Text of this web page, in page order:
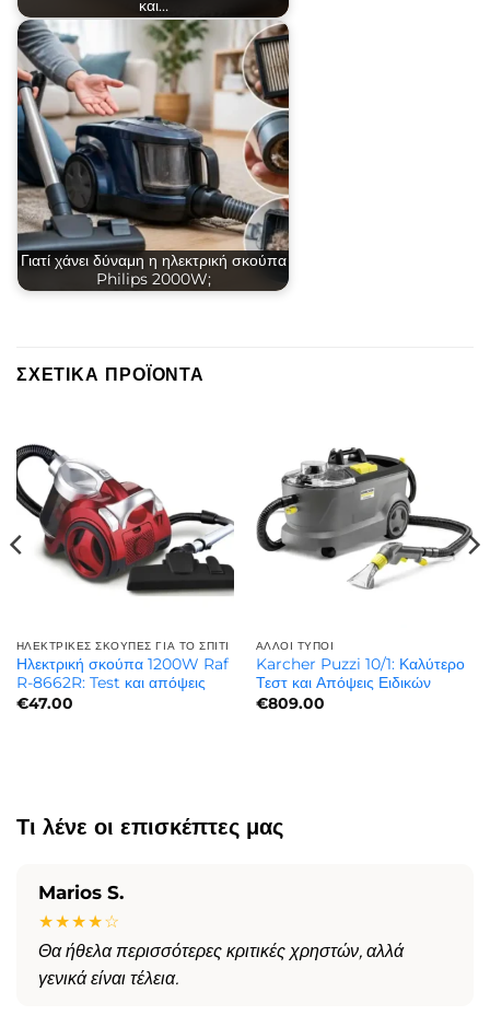
και…
Γιατί χάνει δύναμη η ηλεκτρική σκούπα
Philips 2000W;
ΣΧΕΤΙΚΆ ΠΡΟΪΌΝΤΑ
ΗΛΕΚΤΡΙΚΈΣ ΣΚΟΎΠΕΣ ΓΙΑ ΤΟ ΣΠΊΤΙ
Ηλεκτρική σκούπα 1200W Raf
R-8662R: Test και απόψεις
€47.00
ΆΛΛΟΙ ΤΎΠΟΙ
Karcher Puzzi 10/1: Καλύτερο
Τεστ και Απόψεις Ειδικών
€809.00
Τι λένε οι επισκέπτες μας
Marios S.
★★★★☆
Θα ήθελα περισσότερες κριτικές χρηστών, αλλά
γενικά είναι τέλεια.